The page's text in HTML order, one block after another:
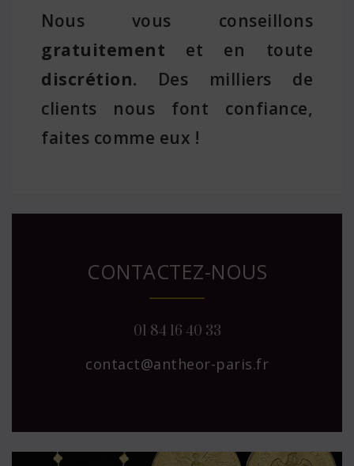
Nous vous conseillons
gratuitement et en toute
discrétion. Des milliers de
clients nous font confiance,
faites comme eux !
CONTACTEZ-NOUS
01 84 16 40 33
contact@antheor-paris.fr